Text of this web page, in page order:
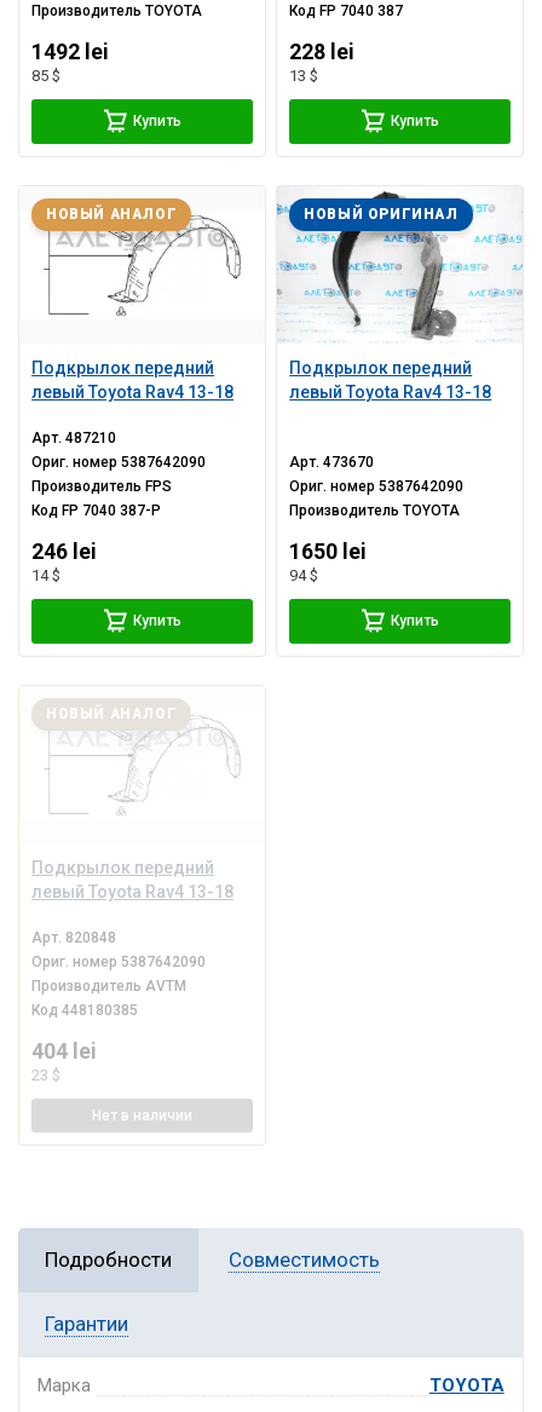
ПроизводительTOYOTA
1492 lei
85 $
Купить
Код FP 7040 387
228 lei
13 $
Купить
Подкрылок передний
левый Toyota Rav4 13-18
НОВЫЙ АНАЛОГ
Арт.487210
Ориг. номер5387642090
Производитель FPS
Код FP 7040 387-P
246 lei
14 $
Купить
Подкрылок передний
левый Toyota Rav4 13-18
НОВЫЙ ОРИГИНАЛ
Арт.473670
Ориг. номер5387642090
ПроизводительTOYOTA
1650 lei
94 $
Купить
Подкрылок передний
левый Toyota Rav4 13-18
НОВЫЙ АНАЛОГ
Арт. 820848
Ориг. номер 5387642090
Производитель AVTM
Код448180385
404 lei
23 $
Нет в наличии
Подробности Совместимость
Гарантии
Марка TOYOTA